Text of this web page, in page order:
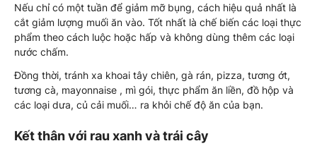
Nếu chỉ có một tuần để giảm mỡ bụng, cách hiệu quả nhất là
cắt giảm lượng muối ăn vào. Tốt nhất là chế biến các loại thực
phẩm theo cách luộc hoặc hấp và không dùng thêm các loại
nước chấm.
Đồng thời, tránh xa khoai tây chiên, gà rán, pizza, tương ớt,
tương cà, mayonnaise , mì gói, thực phẩm ăn liền, đồ hộp và
các loại dưa, củ cải muối… ra khỏi chế độ ăn của bạn.
Kết thân với rau xanh và trái cây